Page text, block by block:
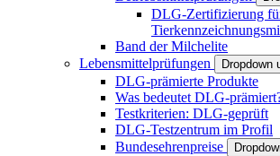
DLG-Zertifizierung
Band der Milchelite
Lebensmittelprüfungen
Dropdown
DLG-prämierte Produkte
Was bedeutet DLG-
Testkriterien: DLG-geprüft
DLG-Testzentrum im Profil
Bundesehrenpreise